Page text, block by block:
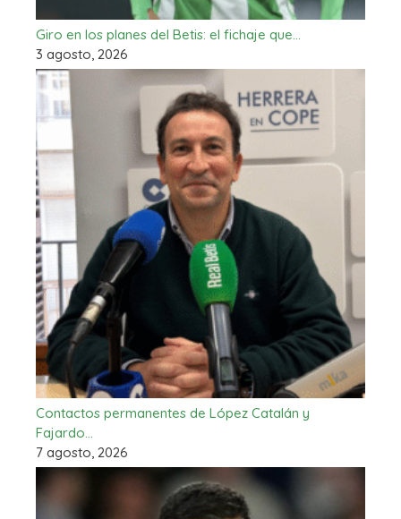
Giro en los planes del Betis: el fichaje que…
3 agosto, 2026
Contactos permanentes de López Catalán y
Fajardo…
7 agosto, 2026